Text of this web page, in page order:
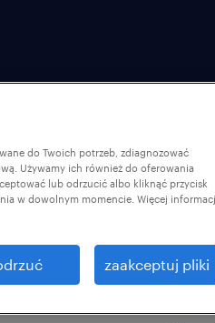
do Twoich potrzeb, zdiagnozować
Używamy ich również do oferowania
lub odrzucić albo kliknąć przycisk
w dowolnym momencie. Więcej
zaakceptuj pliki